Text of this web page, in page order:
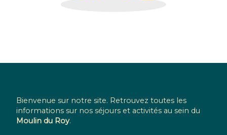
Bienvenue sur notre site. Retrouvez toutes les
informations sur nos séjours et activités au sein du
Moulin du Roy.